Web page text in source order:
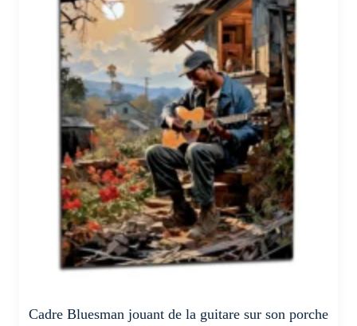
variations.
Les
options
peuvent
être
choisies
sur
la
page
du
produit
Cadre Bluesman jouant de la guitare sur son porche